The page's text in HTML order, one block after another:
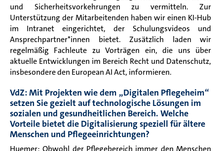
und Sicherheitsvorkehrungen zu vermitteln. Zur
Unterstützung der Mitarbeitenden haben wir einen KI-Hub
im Intranet eingerichtet, der Schulungsvideos und
Ansprechpartner*innen bietet. Zusätzlich laden wir
regelmäßig Fachleute zu Vorträgen ein, die uns über
aktuelle Entwicklungen im Bereich Recht und Datenschutz,
insbesondere den European AI Act, informieren.
VdZ: Mit Projekten wie dem „Digitalen Pflegeheim“
setzen Sie gezielt auf technologische Lösungen im
sozialen und gesundheitlichen Bereich. Welche
Vorteile bietet die Digitalisierung speziell für ältere
Menschen und Pflegeeinrichtungen?